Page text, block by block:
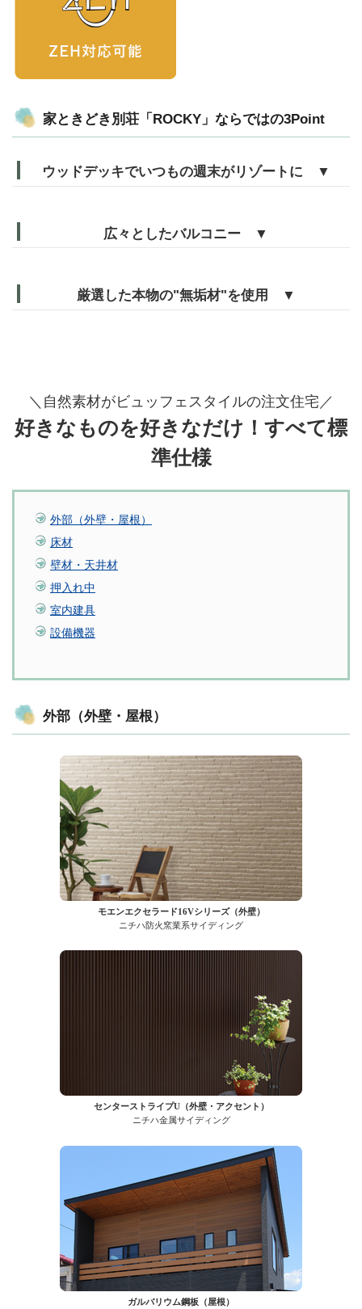
家ときどき別荘「ROCKY」ならではの3Point
ウッドデッキでいつもの週末がリゾートに ▼
広々としたバルコニー ▼
厳選した本物の"無垢材"を使用 ▼
＼自然素材がビュッフェスタイルの注文住宅／
好きなものを好きなだけ！すべて標
準仕様
外部（外壁・屋根）
床材
壁材・天井材
押入れ中
室内建具
設備機器
外部（外壁・屋根）
モエンエクセラード16Vシリーズ（外壁）
ニチハ防火窯業系サイディング
センターストライプU（外壁・アクセント）
ニチハ金属サイディング
ガルバリウム鋼板（屋根）